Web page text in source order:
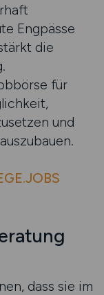
Engpässe
die
für
und
dass sie im